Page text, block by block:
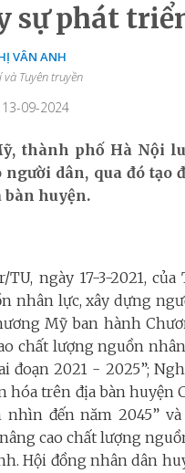
sự phát
VÂN ANH
Tuyên truyền
09-2024
thành phố Hà Nội
dân, qua đó tạo
huyện.
ngày 17-3-2021, của
nhân lực, xây dựng
Mỹ ban hành
chất lượng nguồn
2021 - 2025”;
hóa trên địa bàn huyện
đến năm 2045” và
cao chất lượng
Hội đồng nhân dân